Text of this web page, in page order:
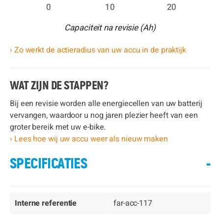
0 10 20
Capaciteit na revisie (Ah)
› Zo werkt de actieradius van uw accu in de praktijk
WAT ZIJN DE STAPPEN?
Bij een revisie worden alle energiecellen van uw batterij
vervangen, waardoor u nog jaren plezier heeft van een
groter bereik met uw e-bike.
› Lees hoe wij uw accu weer als nieuw maken
SPECIFICATIES -
Interne referentie
far-acc-117